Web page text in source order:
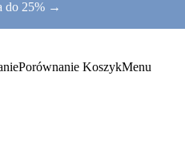
do 25% →
Porównanie KoszykMenu